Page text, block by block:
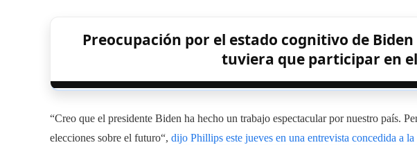
Preocupación por el estado cognitivo de
tuviera que participar en
“Creo que el presidente Biden ha hecho un trabajo espectacular por nuestro país.
elecciones sobre el futuro“, dijo Phillips este jueves en una entrevista concedida a